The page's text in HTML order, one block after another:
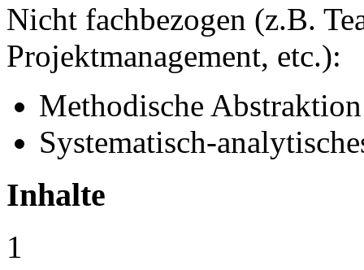
Nicht fachbezogen (z.B.
Projektmanagement, etc.):
Methodische
Systematisch-
Inhalte
1